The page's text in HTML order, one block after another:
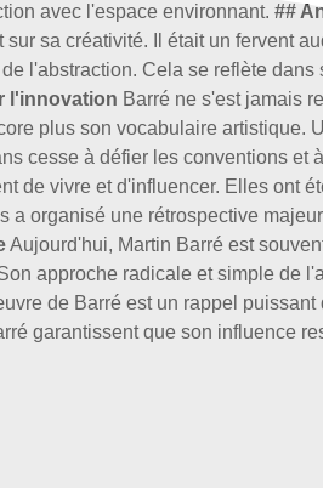
avec l'espace environnant.##
sa créativité. Il était un fervent
l'abstraction. Cela se reflète
l'innovation Barré ne s'est jamais
plus son vocabulaire
cesse à défier les conventions et
de vivre et d'influencer. Elles ont
organisé une rétrospective
Aujourd'hui, Martin Barré est
approche radicale et simple de
de Barré est un rappel
garantissent que son influence